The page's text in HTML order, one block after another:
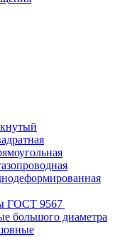
ГОСТ 9567
большого диаметра